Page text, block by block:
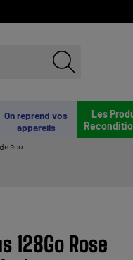
Les
On reprend vos
appareils
éco
128Go Rose